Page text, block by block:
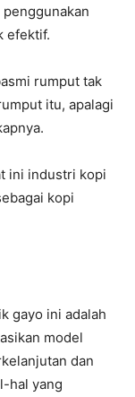
efektif.
rumput tak
itu, apalagi
ini industri kopi
kopi
gayo ini adalah
model
dan
hal yang